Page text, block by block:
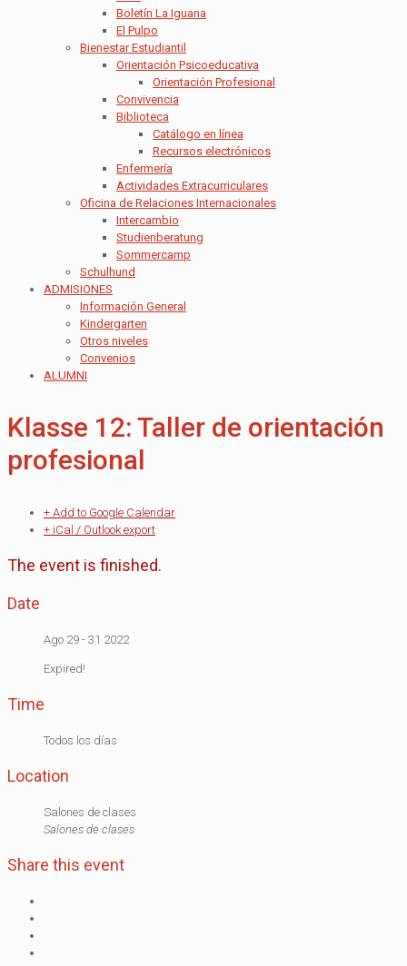
Boletín La Iguana
El Pulpo
Bienestar Estudiantil
Orientación Psicoeducativa
Orientación Profesional
Convivencia
Biblioteca
Catálogo en línea
Recursos electrónicos
Enfermería
Actividades Extracurriculares
Oficina de Relaciones Internacionales
Intercambio
Studienberatung
Sommercamp
Schulhund
ADMISIONES
Información General
Kindergarten
Otros niveles
Convenios
ALUMNI
Klasse 12: Taller de orientación
profesional
+ Add to Google Calendar
+ iCal / Outlook export
The event is finished.
Date
Ago 29 - 31 2022
Expired!
Time
Todos los días
Location
Salones de clases
Salones de clases
Share this event